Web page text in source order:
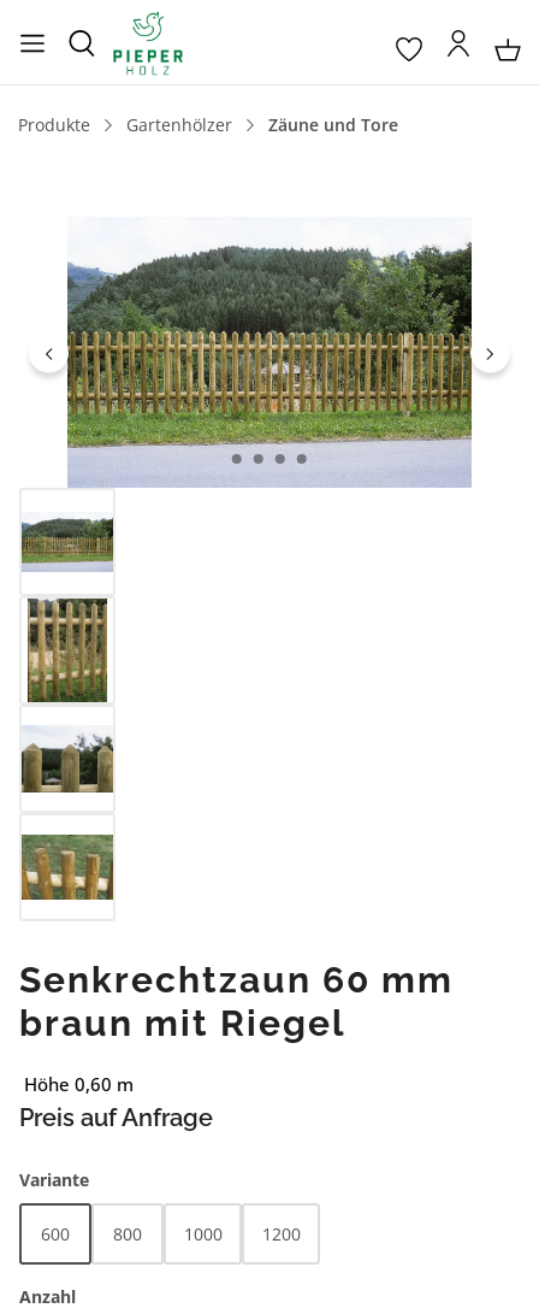
Produkte Gartenhölzer Zäune und Tore
Senkrechtzaun 60 mm
braun mit Riegel
Höhe 0,60 m
Preis auf Anfrage
Varianteauswählen
600 800 1000 1200
Anzahl